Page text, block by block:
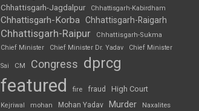
Chhattisgarh-Jagdalpur Chhattisgarh-Kabirdham
Chhattisgarh-Korba Chhattisgarh-Raigarh
Chhattisgarh-Raipur
Chhattisgarh-Sukma
Chief Minister
Chief Minister Dr. Yadav Chief Minister
Sai CM Congress dprcg
featured fire fraud High Court
Kejriwal mohan Mohan Yadav Murder Naxalites